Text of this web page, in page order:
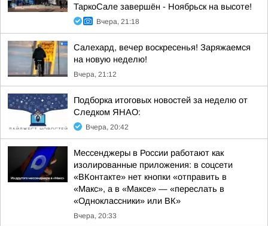
ТаркоСале завершён - Ноябрьск на высоте!
Вчера, 21:18
Салехард, вечер воскресенья! Заряжаемся
на новую неделю!
Вчера, 21:12
Подборка итоговых новостей за неделю от
Следком ЯНАО:
Вчера, 20:42
Мессенджеры в России работают как
изолированные приложения: в соцсети
«ВКонтакте» нет кнопки «отправить в
«Макс», а в «Mаксе» — «переслать в
«Одноклассники» или ВК»
Вчера, 20:33